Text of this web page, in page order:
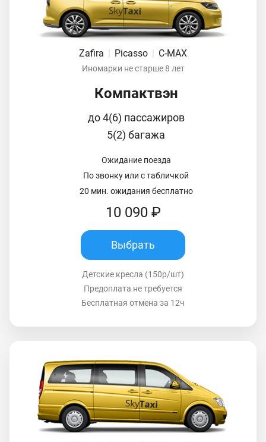
Zafira | Picasso | C-MAX
Иномарки не старше 8 лет
Компактвэн
до 4(6) пассажиров
5(2) багажа
Ожидание поезда
По звонку или с табличкой
20 мин. ожидания бесплатно
10 090 ₽
Выбрать
Детские кресла (150р/шт)
Предоплата не требуется
Бесплатная отмена за 12ч